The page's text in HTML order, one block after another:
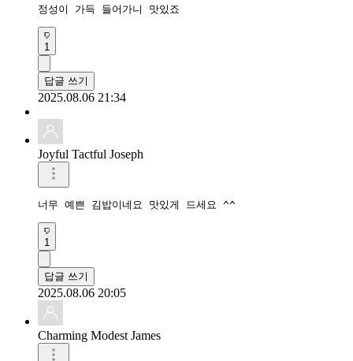
정성이 가득 들어가니 맛있죠
1
답글 쓰기
2025.08.06 21:34
Joyful Tactful Joseph
너무 예쁜 김밥이네요 맛있게 드세요 ^^
1
답글 쓰기
2025.08.06 20:05
Charming Modest James